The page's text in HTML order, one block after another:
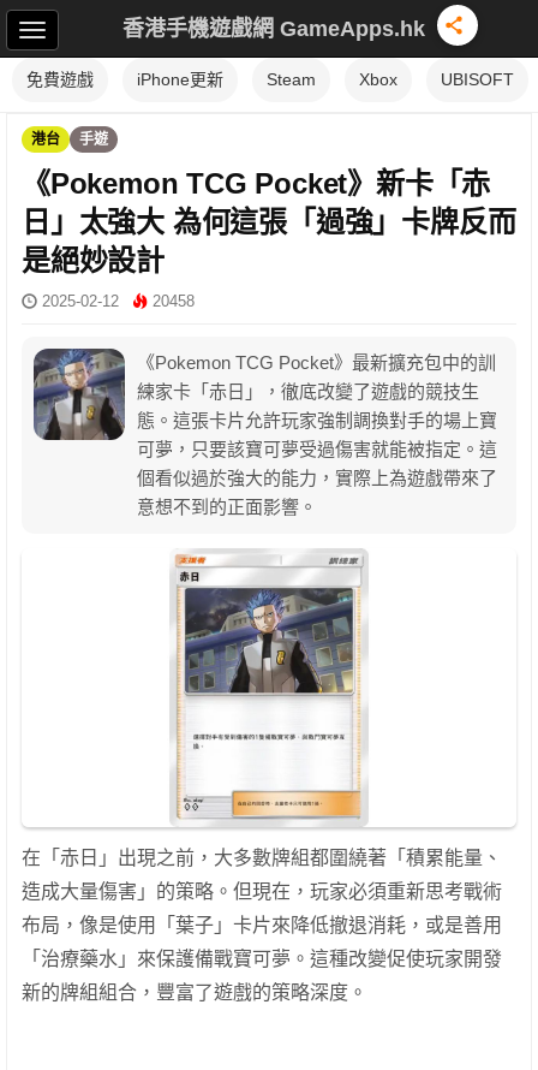
香港手機遊戲網 GameApps.hk
免費遊戲 iPhone更新 Steam Xbox UBISOFT
港台 手遊
《Pokemon TCG Pocket》新卡「赤
日」太強大 為何這張「過強」卡牌反而
是絕妙設計
2025-02-12 20458
《Pokemon TCG Pocket》最新擴充包中的訓
練家卡「赤日」，徹底改變了遊戲的競技生
態。這張卡片允許玩家強制調換對手的場上寶
可夢，只要該寶可夢受過傷害就能被指定。這
個看似過於強大的能力，實際上為遊戲帶來了
意想不到的正面影響。
在「赤日」出現之前，大多數牌組都圍繞著「積累能量、
造成大量傷害」的策略。但現在，玩家必須重新思考戰術
布局，像是使用「葉子」卡片來降低撤退消耗，或是善用
「治療藥水」來保護備戰寶可夢。這種改變促使玩家開發
新的牌組組合，豐富了遊戲的策略深度。